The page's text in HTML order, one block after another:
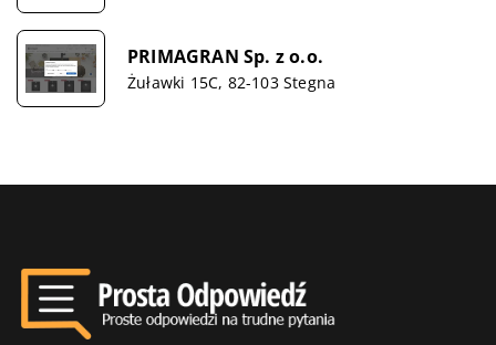
PRIMAGRAN Sp. z o.o.
Żuławki 15C, 82-103 Stegna